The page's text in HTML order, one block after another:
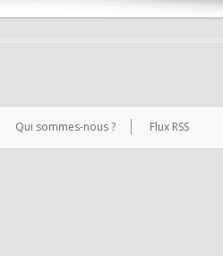
Qui sommes-nous ? Flux RSS